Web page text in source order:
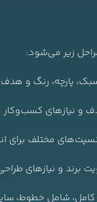
زیر می‌شود:
سبک، پارچه، رنگ و
و نیازهای کسب‌وکار
مختلف برای
برند و نیازهای
کامل، شامل خطوط،